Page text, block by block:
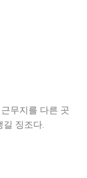
무지를 다른 곳
길 징조다.